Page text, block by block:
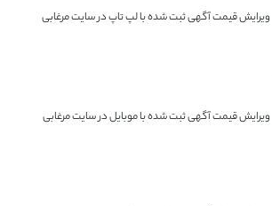
ویرایش قیمت آگهی ثبت شده با لپ تاپ در سایت مرغابی
ویرایش قیمت آگهی ثبت شده با موبایل در سایت مرغابی